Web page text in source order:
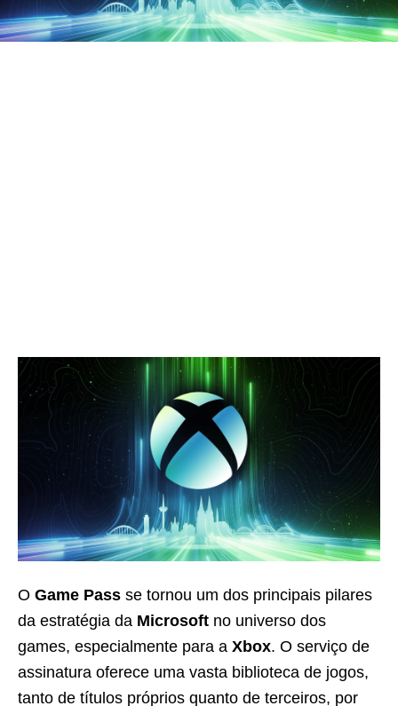
O Game Pass se tornou um dos principais pilares
da estratégia da Microsoft no universo dos
games, especialmente para a Xbox. O serviço de
assinatura oferece uma vasta biblioteca de jogos,
tanto de títulos próprios quanto de terceiros, por